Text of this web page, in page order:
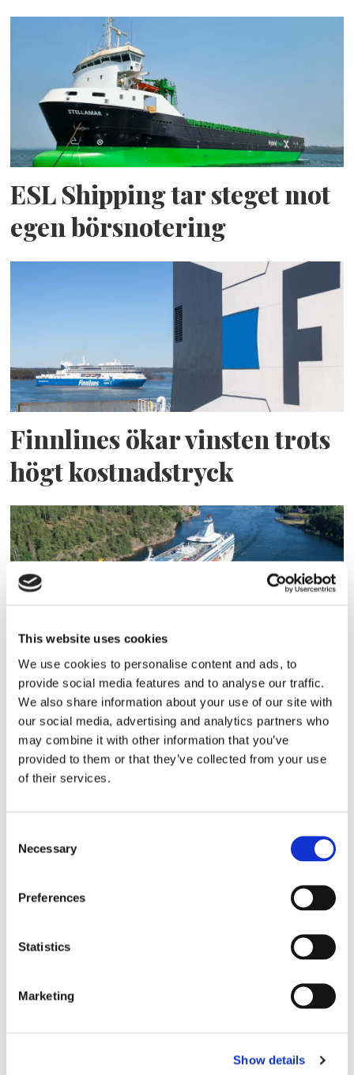
This website uses cookies
We use cookies to personalise content and ads, to
provide social media features and to analyse our traffic.
We also share information about your use of our site with
our social media, advertising and analytics partners who
may combine it with other information that you’ve
provided to them or that they’ve collected from your use
of their services.
Selection
Necessary
Preferences
Statistics
Marketing
Show details
ESL Shipping tar steget mot
egen börsnotering
Finnlines ökar vinsten trots
högt kostnadstryck
Tallink lyfter halvåret trots
pressade kostnader
bränslekostnader men
frakten fortsätter växa